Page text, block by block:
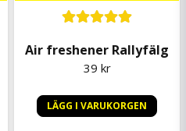
Air freshener Rallyfälg
39 kr
LÄGG I VARUKORGEN